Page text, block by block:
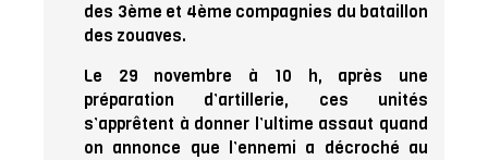
des 3ème et 4ème compagnies du bataillon
des zouaves.
Le 29 novembre à 10 h, après une
préparation d’artillerie, ces unités
s’apprêtent à donner l’ultime assaut quand
on annonce que l’ennemi a décroché au